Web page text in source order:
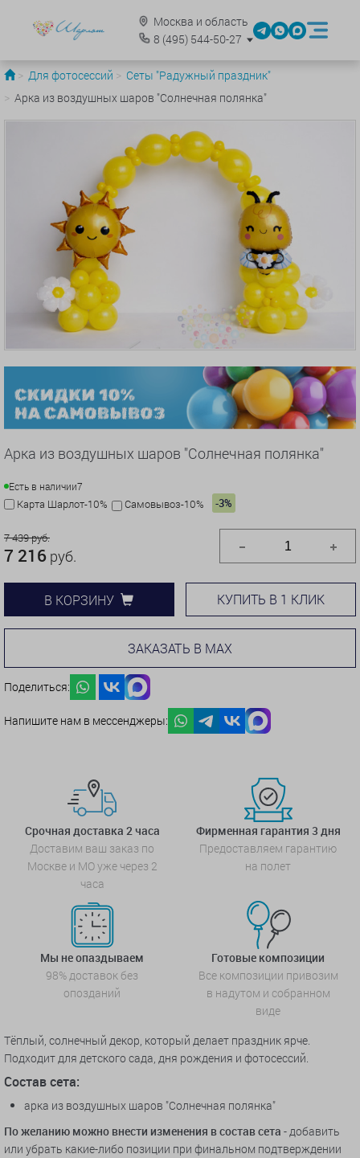
Москва и область
8 (495)544-50-27
Для фотосессий
Сеты "Радужный праздник"
Арка из воздушных шаров "Солнечная полянка"
Арка из воздушных шаров "Солнечная полянка"
Есть в наличии7
Карта Шарлот-10% Самовывоз-10% -3%
7 439 руб.
7 216 руб.
В КОРЗИНУ КУПИТЬ В 1 КЛИК
ЗАКАЗАТЬ В MAX
Поделиться:
Напишите нам в мессенджеры:
Срочная доставка 2 часа
Доставим ваш заказ по
Москве и МО уже через 2
часа
Фирменная гарантия 3 дня
Предоставляем гарантию
на полет
Мы не опаздываем
98% доставок без
опозданий
Готовые композиции
Все композиции привозим
в надутом и собранном
виде
Тёплый, солнечный декор, который делает праздник ярче.
Подходит для детского сада, дня рождения и фотосессий.
Состав сета:
арка из воздушных шаров "Солнечная полянка"
По желанию можно внести изменения в состав сета - добавить
или убрать какие-либо позиции при финальном подтверждении